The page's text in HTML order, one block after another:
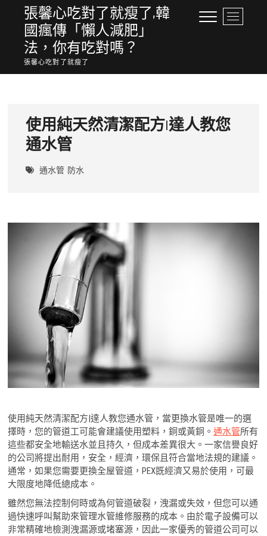
content
張馨心吃對了就瘦了,韓
國瘋傳「懶人減肥」
法，你有吃對嗎？
張馨心吃對了就瘦了
M
e
o
n
使用純天然清潔配方|達人教您
通水管
通水管 防水
使用純天然清潔配方|達人教您通水管，當更換水管是唯一的選
擇時，您的管道工可能會建議使用塑料，銅或黃銅。通水管所有
這些都安全地輸送水並且持久，但成本差異很大。一家信譽良好
的公司將提出耐用，安全，經濟，環保且符合當地法規的建議。
通常，如果您需要更換全屋管道，PEX既經濟又易於使用，可最
大限度地降低總成本。
雖然您無法控制何時或為何管道破裂，洩漏或失效，但您可以通
過快速呼叫幫助來管理水管維修服務的成本。由於電子設備可以
非常精確地檢測洩漏源或堵塞源，因此一家優秀的管道公司可以